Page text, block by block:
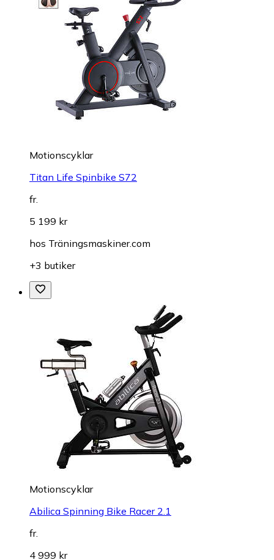
Motionscyklar
Titan Life Spinbike S72
fr.
5 199 kr
hos Träningsmaskiner.com
+3 butiker
Motionscyklar
Abilica Spinning Bike Racer 2.1
fr.
4 999 kr